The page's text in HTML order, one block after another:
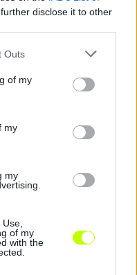
disclose it to other
one or more Google
You may click to
its third-party tags to
in below Google
Outs
of my
my
my
of my
with the
a Paks
az NB II-es Csákvár
új […]
2025.06.24 09:09